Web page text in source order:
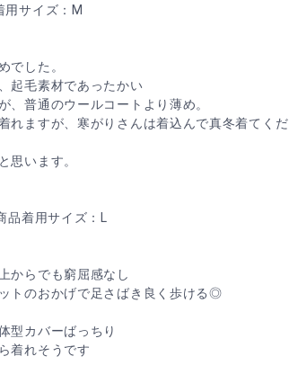
サイズ：M
でした。
起毛素材であったかい
、普通のウールコートより薄め。
れますが、寒がりさんは着込んで真冬着てくだ
思います。
品着用サイズ：L
からでも窮屈感なし
トのおかげで足さばき良く歩ける◎
型カバーばっちり
着れそうです